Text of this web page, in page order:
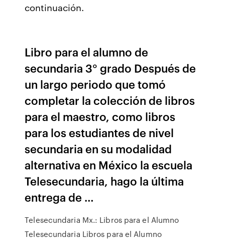
continuación.
Libro para el alumno de
secundaria 3° grado Después de
un largo periodo que tomó
completar la colección de libros
para el maestro, como libros
para los estudiantes de nivel
secundaria en su modalidad
alternativa en México la escuela
Telesecundaria, hago la última
entrega de …
Telesecundaria Mx.: Libros para el Alumno
Telesecundaria Libros para el Alumno